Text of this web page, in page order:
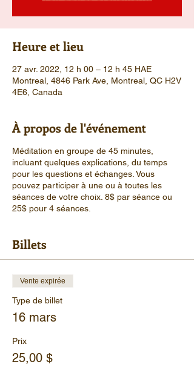
Heure et lieu
27 avr. 2022, 12 h 00 – 12 h 45 HAE
Montreal, 4846 Park Ave, Montreal, QC H2V
4E6, Canada
À propos de l'événement
Méditation en groupe de 45 minutes,
incluant quelques explications, du temps
pour les questions et échanges. Vous
pouvez participer à une ou à toutes les
séances de votre choix. 8$ par séance ou
25$ pour 4 séances.
Billets
Vente expirée
Type de billet
16 mars
Prix
25,00 $